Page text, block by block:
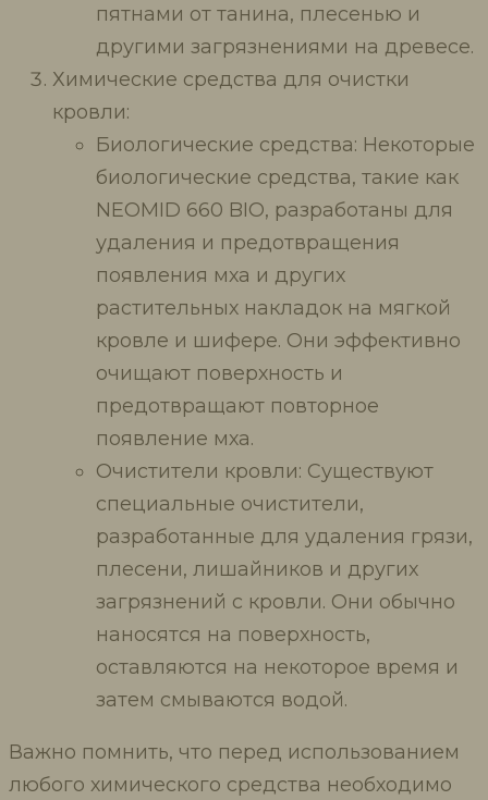
пятнами от танина, плесенью и
другими загрязнениями на древесе.
Химические средства для очистки
кровли:
Биологические средства: Некоторые
биологические средства, такие как
NEOMID 660 BIO, разработаны для
удаления и предотвращения
появления мха и других
растительных накладок на мягкой
кровле и шифере. Они эффективно
очищают поверхность и
предотвращают повторное
появление мха.
Очистители кровли: Существуют
специальные очистители,
разработанные для удаления грязи,
плесени, лишайников и других
загрязнений с кровли. Они обычно
наносятся на поверхность,
оставляются на некоторое время и
затем смываются водой.
Важно помнить, что перед использованием
любого химического средства необходимо